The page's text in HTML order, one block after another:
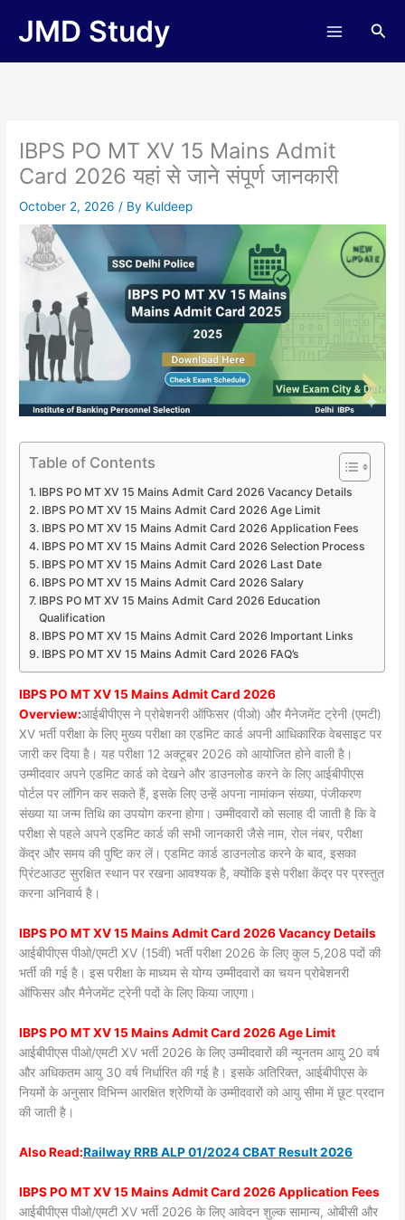
JMD Study
IBPS PO MT XV 15 Mains Admit
Card 2026 यहां से जाने संपूर्ण जानकारी
October 2, 2026/ By Kuldeep
Table of Contents
IBPS PO MT XV 15 Mains Admit Card 2026 Vacancy Details
IBPS PO MT XV 15 Mains Admit Card 2026 Age Limit
IBPS PO MT XV 15 Mains Admit Card 2026 Application Fees
IBPS PO MT XV 15 Mains Admit Card 2026 Selection Process
IBPS PO MT XV 15 Mains Admit Card 2026 Last Date
IBPS PO MT XV 15 Mains Admit Card 2026 Salary
IBPS PO MT XV 15 Mains Admit Card 2026 Education
Qualification
IBPS PO MT XV 15 Mains Admit Card 2026 Important Links
IBPS PO MT XV 15 Mains Admit Card 2026 FAQ’s
IBPS PO MT XV 15 Mains Admit Card 2026
Overview:आईबीपीएस ने प्रोबेशनरी ऑफिसर (पीओ) और मैनेजमेंट ट्रेनी (एमटी)
XV भर्ती परीक्षा के लिए मुख्य परीक्षा का एडमिट कार्ड अपनी आधिकारिक वेबसाइट पर
जारी कर दिया है। यह परीक्षा 12 अक्टूबर 2026 को आयोजित होने वाली है।
उम्मीदवार अपने एडमिट कार्ड को देखने और डाउनलोड करने के लिए आईबीपीएस
पोर्टल पर लॉगिन कर सकते हैं, इसके लिए उन्हें अपना नामांकन संख्या, पंजीकरण
संख्या या जन्म तिथि का उपयोग करना होगा। उम्मीदवारों को सलाह दी जाती है कि वे
परीक्षा से पहले अपने एडमिट कार्ड की सभी जानकारी जैसे नाम, रोल नंबर, परीक्षा
केंद्र और समय की पुष्टि कर लें। एडमिट कार्ड डाउनलोड करने के बाद, इसका
प्रिंटआउट सुरक्षित स्थान पर रखना आवश्यक है, क्योंकि इसे परीक्षा केंद्र पर प्रस्तुत
करना अनिवार्य है।
IBPS PO MT XV 15 Mains Admit Card 2026 Vacancy Details
आईबीपीएस पीओ/एमटी XV (15वीं) भर्ती परीक्षा 2026 के लिए कुल 5,208 पदों की
भर्ती की गई है। इस परीक्षा के माध्यम से योग्य उम्मीदवारों का चयन प्रोबेशनरी
ऑफिसर और मैनेजमेंट ट्रेनी पदों के लिए किया जाएगा।
IBPS PO MT XV 15 Mains Admit Card 2026 Age Limit
आईबीपीएस पीओ/एमटी XV भर्ती 2026 के लिए उम्मीदवारों की न्यूनतम आयु 20 वर्ष
और अधिकतम आयु 30 वर्ष निर्धारित की गई है। इसके अतिरिक्त, आईबीपीएस के
नियमों के अनुसार विभिन्न आरक्षित श्रेणियों के उम्मीदवारों को आयु सीमा में छूट प्रदान
की जाती है।
AlsoRead:Railway RRB ALP 01/2024 CBAT Result 2026
IBPS PO MT XV 15 Mains Admit Card 2026 Application Fees
आईबीपीएस पीओ/एमटी XV भर्ती 2026 के लिए आवेदन शुल्क सामान्य, ओबीसी और